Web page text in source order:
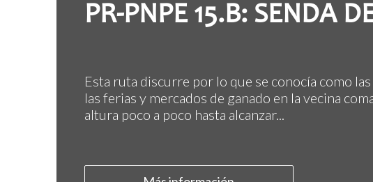
PR-PNPE 15.B: SENDA
Esta ruta discurre por lo que se conocía como
las ferias y mercados de ganado en la vecina
altura poco a poco hasta alcanzar...